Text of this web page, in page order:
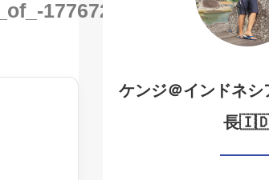
1776724905476
ケンジ＠インドネシ
長